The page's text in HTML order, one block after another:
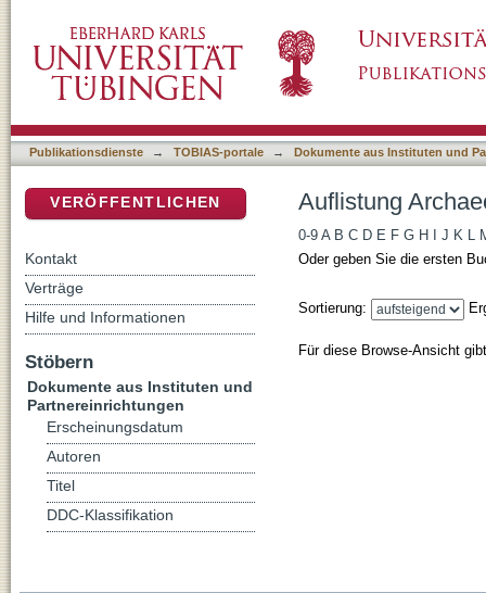
Publikationsdienste → TOBIAS-portale → Dokumente aus Instituten und
Auflistung
0-9 A B C D E F G H J K L
Oder geben Sie die ersten
Sortierung:
Für diese Browse-Ansicht
VERÖFFENTLICHEN
Kontakt
Verträge
Hilfe und Informationen
Stöbern
Dokumente aus Instituten und
Partnereinrichtungen
Erscheinungsdatum
Autoren
Titel
DDC-Klassifikation